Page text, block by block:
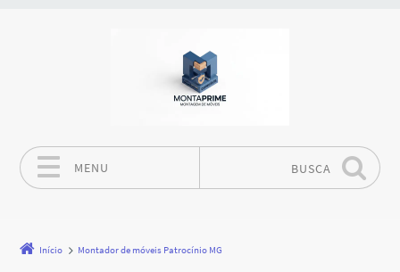
MENU BUSCA
Início Montador de móveis Patrocínio MG